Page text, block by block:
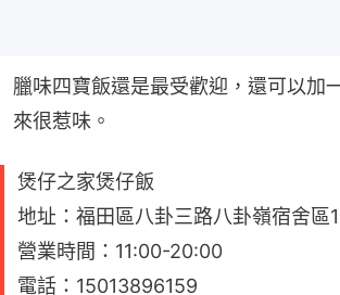
臘味四寶飯還是最受歡迎，還可以加
來很惹味。
煲仔之家煲仔飯
地址：福田區八卦三路八卦嶺宿舍區
營業時間：11:00-20:00
電話：15013896159